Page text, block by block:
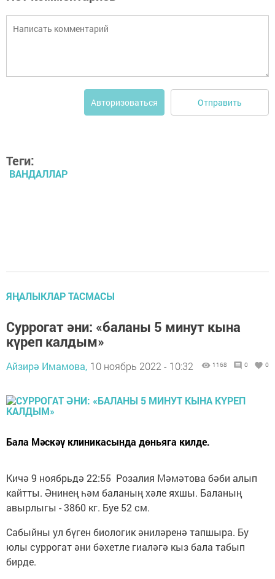
Авторизоваться Отправить
Теги:
ВАНДАЛЛАР
ЯҢАЛЫКЛАР ТАСМАСЫ
Суррогат әни: «баланы 5 минут кына
күреп калдым»
Айзирә Имамова, 10 ноябрь 2022 - 10:32 1168 0 0
Бала Мәскәү клиникасында дөньяга килде.
Кичә 9 ноябрьдә 22:55 Розалия Мәмәтова бәби алып
кайтты. Әнинең һәм баланың хәле яхшы. Баланың
авырлыгы - 3860 кг. Буе 52 см.
Сабыйны ул бүген биологик әниләренә тапшыра. Бу
юлы суррогат әни бәхетле гиаләгә кыз бала табып
бирде.